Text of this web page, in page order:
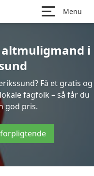
Menu
i
Få et gratis og
fagfolk – så får du
god pris.